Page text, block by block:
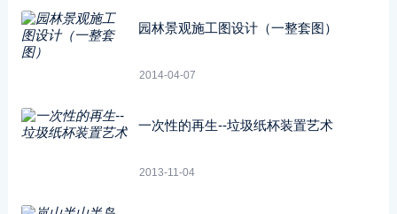
园林景观施工图设计（一整套图）
2014-04-07
一次性的再生--垃圾纸杯装置艺术
2013-11-04